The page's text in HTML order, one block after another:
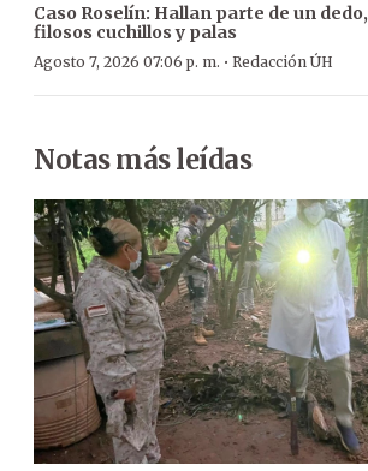
Caso Roselín: Hallan parte de un dedo,
filosos cuchillos y palas
Agosto 7, 2026 07:06 p. m. · Redacción ÚH
Notas más leídas